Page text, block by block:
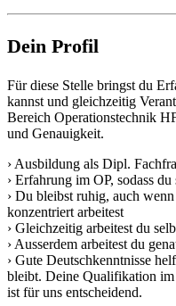
Dein Profil
Für diese Stelle bringst du
kannst und gleichzeitig
Bereich Operationstechnik
und Genauigkeit.
› Ausbildung als Dipl.
› Erfahrung im OP, sodass
› Du bleibst ruhig, auch
konzentriert arbeitest
› Gleichzeitig arbeitest du
› Ausserdem arbeitest du
› Gute Deutschkenntnisse
bleibt. Deine Qualifikation
ist für uns entscheidend.